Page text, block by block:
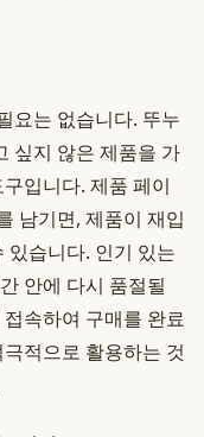
요는 없습니다. 뚜누
싶지 않은 제품을 가
입니다. 제품 페이
남기면, 제품이 재입
있습니다. 인기 있는
안에 다시 품절될
속하여 구매를 완료
적으로 활용하는 것